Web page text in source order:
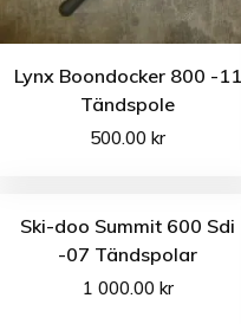
Lynx Boondocker 800 -11
Tändspole
500.00kr
Ski-doo Summit 600 Sdi
-07 Tändspolar
1 000.00 kr